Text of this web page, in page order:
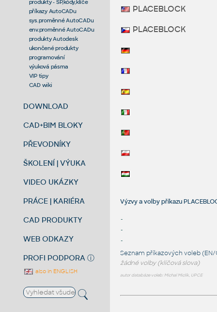
produkty - SP,kódy,klíče
příkazy AutoCADu
sys.proměnné AutoCADu
env.proměnné AutoCADu
produkty Autodesk
ukončené produkty
programování
výuková pásma
VIP tipy
CAD wiki
DOWNLOAD
CAD+BIM BLOKY
PŘEVODNÍKY
ŠKOLENÍ | VÝUKA
VIDEO UKÁZKY
PRÁCE | KARIÉRA
CAD PRODUKTY
WEB ODKAZY
PROFI PODPORA ⓘ
also in ENGLISH
PLACEBLOCK
PLACEBLOCK
Výzvy a volby příkazu
-
-
-
Seznam příkazových voleb (EN/
žádné volby (klíčová slova)
autor databáze voleb: Michal Miclík, UPCE